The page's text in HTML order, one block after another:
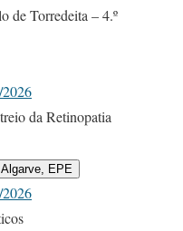
de Torredeita – 4.º
da Retinopatia
EPE